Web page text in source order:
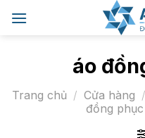
qua
áo
Trang chủ / Cửa hàng /
đồng